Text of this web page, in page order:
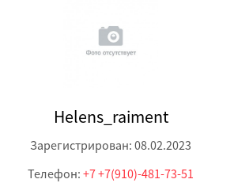
Нelens_raiment
Зарегистрирован: 08.02.2023
Телефон: +7 +7(910)-481-73-51